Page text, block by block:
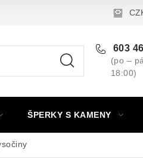
od smlouvy Puncovní
603
(po –
18:00)
ŠPERKY S KAMENY